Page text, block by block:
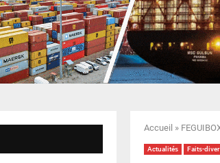
Accueil »
Actualités Faits-